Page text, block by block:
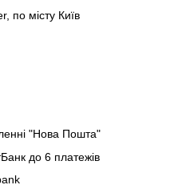
по місту Київ
"Нова Пошта"
до 6 платежів